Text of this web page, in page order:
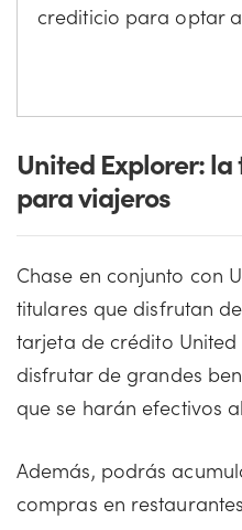
crediticio para optar
United Explorer:
para viajeros
Chase en conjunto con
titulares que disfrutan
tarjeta de crédito
disfrutar de grandes
que se harán efectivos
Además, podrás
compras en